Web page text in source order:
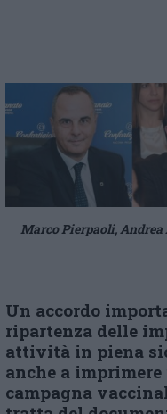
Marco Pierpaoli,
Un accordo
ripartenza delle
attività in piena
anche a imprimere
campagna